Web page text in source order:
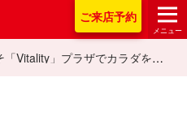
住友生命「Vitality
ご来店予約
メニュー
」プラザでカラダを動かしましょう♪